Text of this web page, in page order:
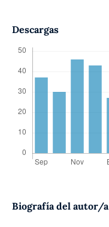
Descargas
Biografía del autor/a